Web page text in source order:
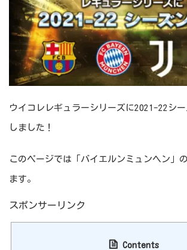
ウイコレレギュラーシリーズに2021-22シ
しました！
このページでは「バイエルンミュンヘン」
ます。
スポンサーリンク
Contents